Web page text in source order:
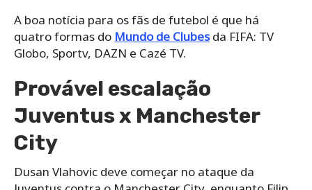
A boa notícia para os fãs de futebol é que há
quatro formas do Mundo de Clubesda FIFA: TV
Globo, Sportv, DAZN e Cazé TV.
Provável escalação
Juventus x Manchester
City
Dusan Vlahovic deve começar no ataque da